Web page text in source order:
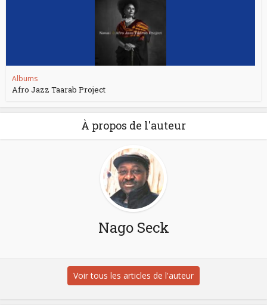
Albums
Afro Jazz Taarab Project
À propos de l'auteur
Nago Seck
Voir tous les articles de l'auteur